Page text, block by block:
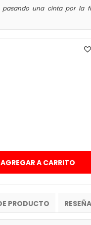
una cinta por la
AGREGAR A CARRITO
PRODUCTO